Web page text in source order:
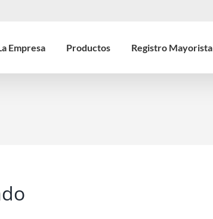
Empresa Productos Registro Mayorista